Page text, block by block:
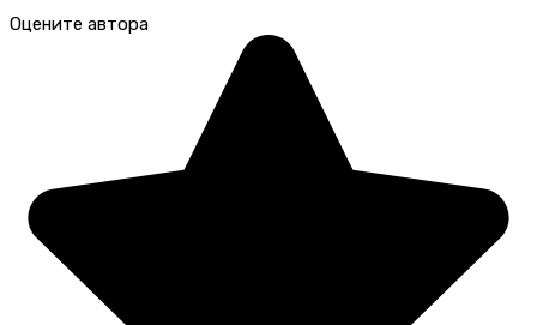
Оцените автора